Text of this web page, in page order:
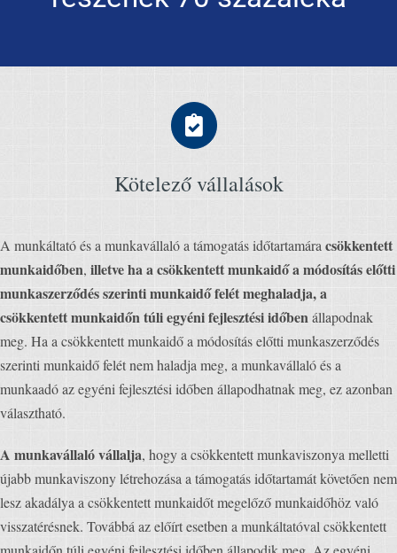
Kötelező vállalások
A munkáltató és a munkavállaló a támogatás időtartamára csökkentett
munkaidőben, illetveha a csökkentett munkaidő a módosítás előtti
munkaszerződés szerinti munkaidő felét meghaladja, a
csökkentett munkaidőn túli egyéni fejlesztési időbenállapodnak
meg. Ha a csökkentett munkaidő a módosítás előtti munkaszerződés
szerinti munkaidő felét nem haladja meg, a munkavállaló és a
munkaadó az egyéni fejlesztési időben állapodhatnak meg, ez azonban
választható.
A munkavállaló vállalja, hogy a csökkentett munkaviszonya melletti
újabb munkaviszony létrehozása a támogatás időtartamát követően nem
lesz akadálya a csökkentett munkaidőt megelőző munkaidőhöz való
visszatérésnek. Továbbá az előírt esetben a munkáltatóval csökkentett